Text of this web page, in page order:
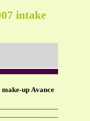
intake
up Avance